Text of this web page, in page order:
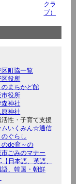
クラ
ブ）
区町協一覧
区役所
のまちかど館
市役所
神社
神社
活性・子育て支援
ムいくみん☆通信
のぐらし
のde育～の
市ごみのマナー
日本語、英語、
語、韓国・朝鮮